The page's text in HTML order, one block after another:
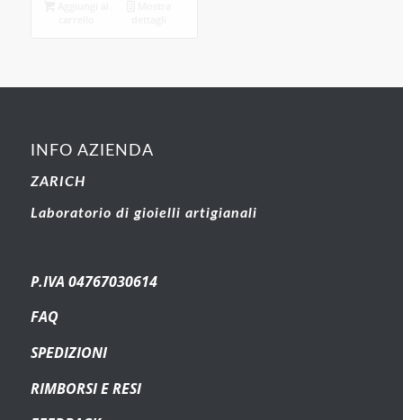
INFO AZIENDA
ZARICH
Laboratorio di gioielli artigianali
P.IVA 04767030614
FAQ
SPEDIZIONI
RIMBORSI E RESI